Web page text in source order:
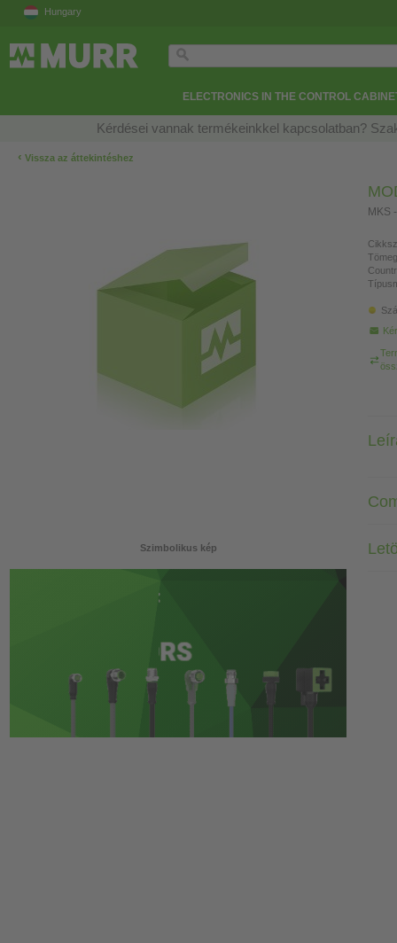
Hungary
ELECTRONICS IN THE CONTROL
Kérdései vannak termékeinkkel kapcsolatban?
‹ Vissza az áttekintéshez
Szimbolikus kép
MKS